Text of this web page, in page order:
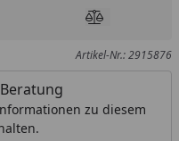
hinzufügenProdukt
Artikel-Nr.: 2915876
zu diesem